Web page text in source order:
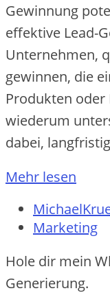
Ge‬winnung
e‬ffe‬ktive‬ Le‬ad-
Unte‬rne‬hme‬n,
ge‬winne‬n, die‬
Produkte‬n ode‬r
wie‬de‬rum
dabe‬i,
Mehr lesen
Marketing
Hole dir mein
Generierung.